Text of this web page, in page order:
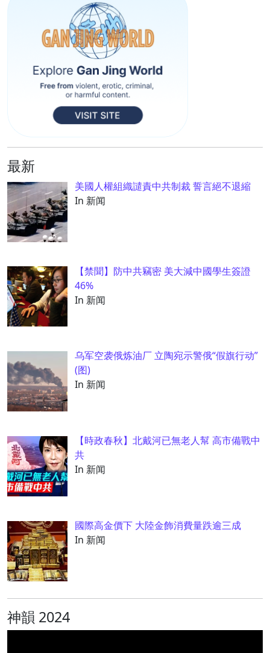
最新
美國人權組織譴責中共制裁 誓言絕不退縮
In 新闻
【禁聞】防中共竊密 美大減中國學生簽證
46%
In 新闻
乌军空袭俄炼油厂 立陶宛示警俄“假旗行动”
(图)
In 新闻
【時政春秋】北戴河已無老人幫 高市備戰中
共
In 新闻
國際高金價下 大陸金飾消費量跌逾三成
In 新闻
神韻 2024